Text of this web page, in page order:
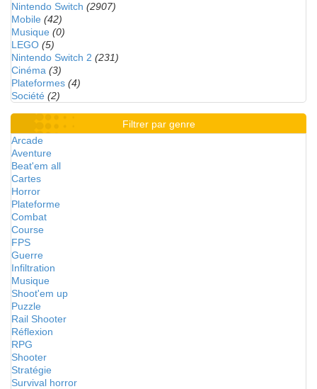
Nintendo Switch (2907)
Mobile (42)
Musique (0)
LEGO (5)
Nintendo Switch 2 (231)
Cinéma (3)
Plateformes (4)
Société (2)
Filtrer par genre
Arcade
Aventure
Beat'em all
Cartes
Horror
Plateforme
Combat
Course
FPS
Guerre
Infiltration
Musique
Shoot'em up
Puzzle
Rail Shooter
Réflexion
RPG
Shooter
Stratégie
Survival horror